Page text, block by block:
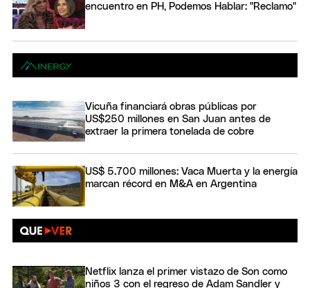
encuentro en PH, Podemos Hablar: "Reclamo"
Vicuña financiará obras públicas por
US$250 millones en San Juan antes de
extraer la primera tonelada de cobre
US$ 5.700 millones: Vaca Muerta y la energía
marcan récord en M&A en Argentina
Netflix lanza el primer vistazo de Son como
niños 3 con el regreso de Adam Sandler y